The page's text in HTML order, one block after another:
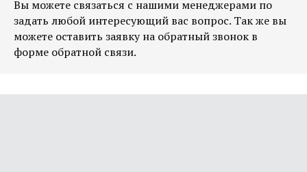
Вы можете связаться с нашими менеджерами по
задать любой интересующий вас вопрос. Так же вы
можете оставить заявку на обратный звонок в
форме обратной связи.